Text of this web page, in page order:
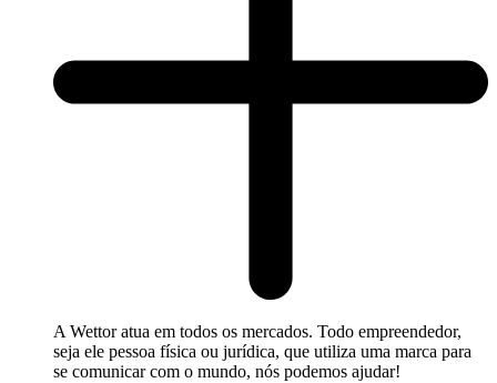
A Wettor atua em todos os mercados. Todo empreendedor,
seja ele pessoa física ou jurídica, que utiliza uma marca para
se comunicar com o mundo, nós podemos ajudar!